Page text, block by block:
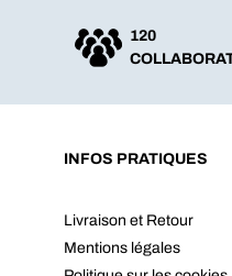
120
INFOS PRATIQUES
Livraison et Retour
Mentions légales